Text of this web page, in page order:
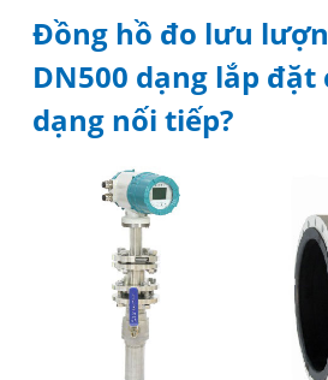
Đồng hồ đo lưu
DN500 dạng lắp
dạng nối tiếp?